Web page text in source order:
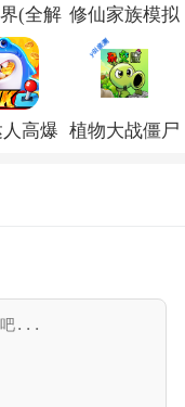
(全解 修仙家族模拟
器内置作弊菜
单折相思
v10.1.5
高爆 植物大战僵尸